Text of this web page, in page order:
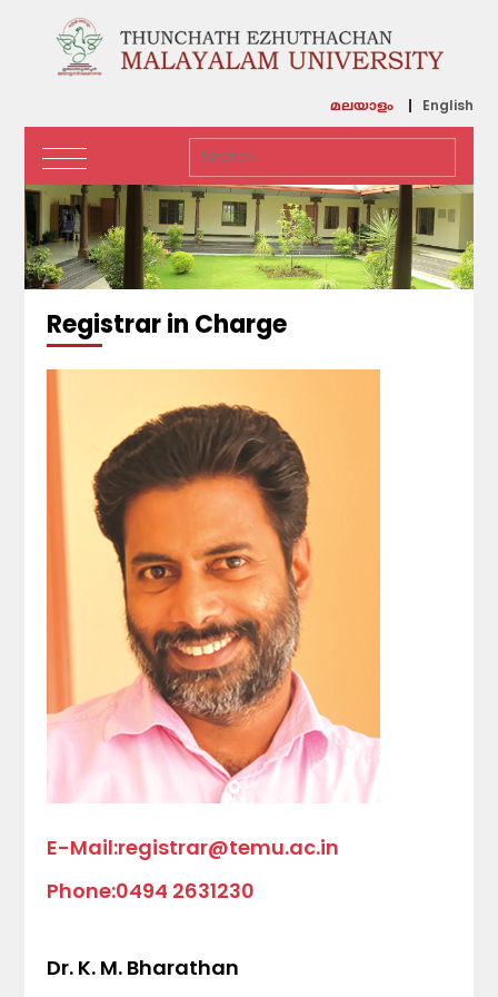
മലയാളം English
Registrar in Charge
E-Mail:registrar@temu.ac.in
Phone:0494 2631230
Dr. K. M. Bharathan